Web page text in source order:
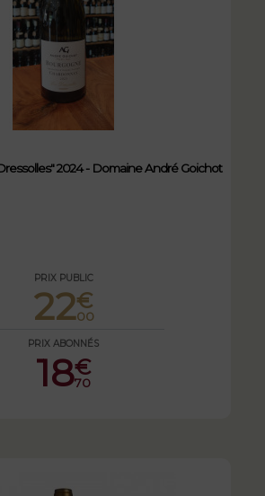
2024 - Domaine André Goichot
PRIX PUBLIC
22€
00
PRIX ABONNÉS
18€
70